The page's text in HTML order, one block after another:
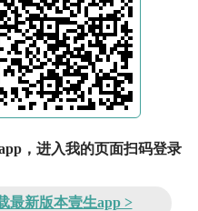
，进入我的页面扫码登录
最新版本壹生app >